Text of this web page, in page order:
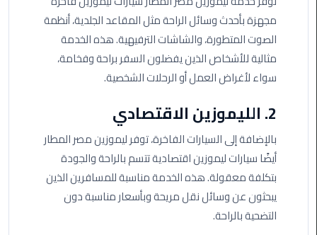
سارات
مرسيدس
ليموزين
ليموزين
الساحل
الشمالي
مجهزة بأحدث وسائل الراحة مثل المقاعد الجلدية، أنظمة
الصوت المتطورة، والشاشات الترفيهية. هذه الخدمة
مثالية للأشخاص الذين يفضلون السفر براحة وفخامة،
سواء لأغراض العمل أو الرحلات الشخصية.
2. الليموزين الاقتصادي
بالإضافة إلى السيارات الفاخرة، توفر ليموزين مصر المطار
أيضًا سيارات ليموزين اقتصادية تتسم بالراحة والجودة
بتكلفة معقولة. هذه الخدمة مناسبة للمسافرين الذين
يبحثون عن وسائل نقل مريحة وبأسعار مناسبة دون
التضحية بالراحة.